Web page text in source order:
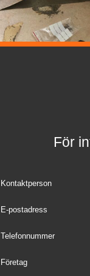
För
Kontaktperson
E-postadress
Telefonnummer
Företag